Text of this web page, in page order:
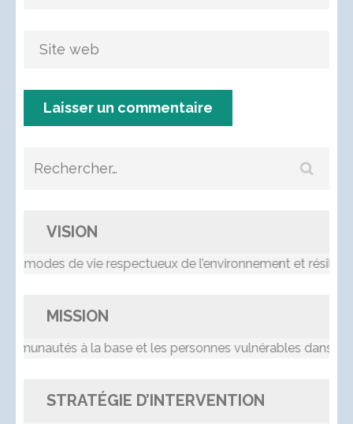
Rechercher :
VISION
modes de vie respectueux de l’environnement et
MISSION
à la base et les personnes vulnérables dans le
STRATÉGIE D’INTERVENTION